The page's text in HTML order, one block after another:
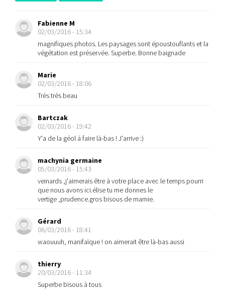
Fabienne M
02/03/2016 - 15:34
magnifiques photos. Les paysages sont époustouflants et la
végétation est préservée. Superbe. Bonne baignade
Marie
02/03/2016 - 18:06
Très très beau
Bartczak
02/03/2016 - 19:42
Y'a de la géol à faire là-bas ! J'arrive :)
machynia germaine
05/03/2016 - 15:43
veinards ,j'aimerais être à votre place avec le temps pourri
que nous avons ici.élise tu me donnes le
vertige ,prudence.gros bisous de mamie.
Gérard
06/03/2016 - 18:41
waouuuh, manifaïque ! on aimerait être là-bas aussi
thierry
20/03/2016 - 11:34
Superbe bisous à tous